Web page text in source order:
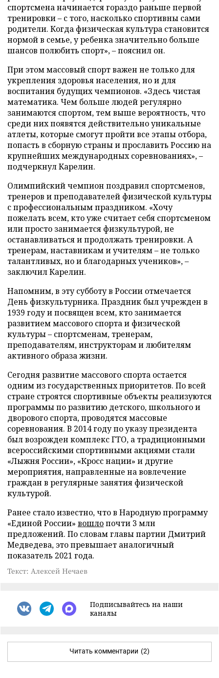
спортсмена начинается гораздо раньше первой
тренировки – с того, насколько спортивны сами
родители. Когда физическая культура становится
нормой в семье, у ребенка значительно больше
шансов полюбить спорт», – пояснил он.
При этом массовый спорт важен не только для
укрепления здоровья населения, но и для
воспитания будущих чемпионов. «Здесь чистая
математика. Чем больше людей регулярно
занимаются спортом, тем выше вероятность, что
среди них появятся действительно уникальные
атлеты, которые смогут пройти все этапы отбора,
попасть в сборную страны и прославить Россию на
крупнейших международных соревнованиях», –
подчеркнул Карелин.
Олимпийский чемпион поздравил спортсменов,
тренеров и преподавателей физической культуры
с профессиональным праздником. «Хочу
пожелать всем, кто уже считает себя спортсменом
или просто занимается физкультурой, не
останавливаться и продолжать тренировки. А
тренерам, наставникам и учителям – не только
талантливых, но и благодарных учеников», –
заключил Карелин.
Напомним, в эту субботу в России отмечается
День физкультурника. Праздник был учрежден в
1939 году и посвящен всем, кто занимается
развитием массового спорта и физической
культуры – спортсменам, тренерам,
преподавателям, инструкторам и любителям
активного образа жизни.
Сегодня развитие массового спорта остается
одним из государственных приоритетов. По всей
стране строятся спортивные объекты реализуются
программы по развитию детского, школьного и
дворового спорта, проводятся массовые
соревнования. В 2014 году по указу президента
был возрожден комплекс ГТО, а традиционными
всероссийскими спортивными акциями стали
«Лыжня России», «Кросс нации» и другие
мероприятия, направленные на вовлечение
граждан в регулярные занятия физической
культурой.
Ранее стало известно, что в Народную программу
«Единой России» вошлопочти 3 млн
предложений. По словам главы партии Дмитрий
Медведева, это превышает аналогичный
показатель 2021 года.
Текст: Алексей Нечаев
Подписывайтесь на наши
каналы
Читать комментарии (2)